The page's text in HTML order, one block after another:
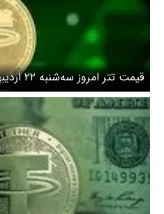
قیمت تتر امروز سه‌شنبه ۲۲ اردیبهشت 1405/افزایش قیمت